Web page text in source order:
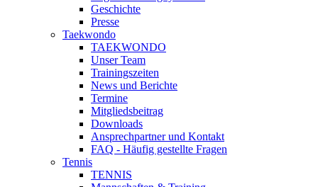
Geschichte
Presse
Taekwondo
TAEKWONDO
Unser Team
Trainingszeiten
News und Berichte
Termine
Mitgliedsbeitrag
Downloads
Ansprechpartner und Kontakt
FAQ - Häufig gestellte Fragen
Tennis
TENNIS